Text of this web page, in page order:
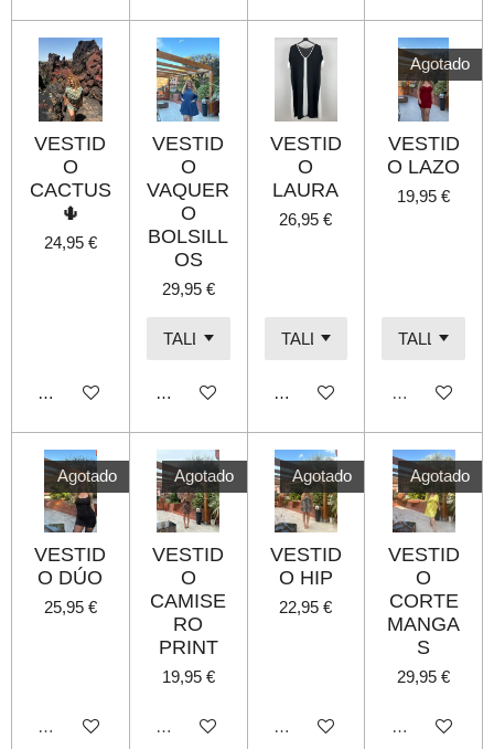
VESTID
O
CACTUS
🌵
24,95 €
Añadir al carrito
VESTID
O
VAQUER
O
BOLSILL
OS
29,95 €
Añadir al carrito
VESTID
O
LAURA
26,95 €
Añadir al carrito
Agotado
VESTID
O LAZO
19,95 €
Agotado
Agotado
VESTID
O DÚO
25,95 €
Agotado
Agotado
VESTID
O
CAMISE
RO
PRINT
19,95 €
Agotado
Agotado
VESTID
O HIP
22,95 €
Agotado
Agotado
VESTID
O
CORTE
MANGA
S
29,95 €
Agotado